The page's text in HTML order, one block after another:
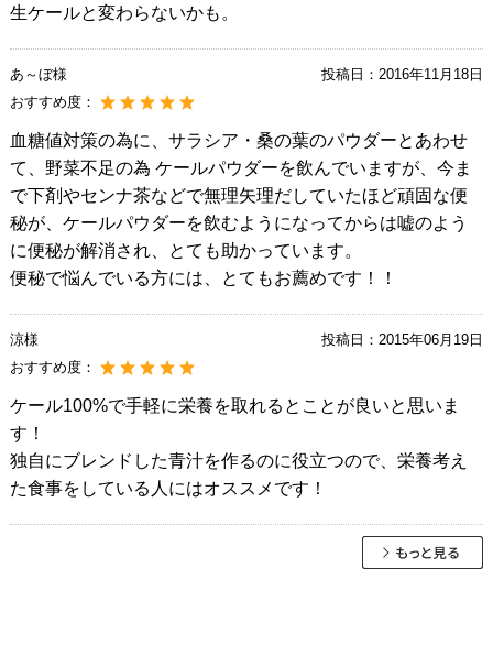
生ケールと変わらないかも。
あ～ぼ様 投稿日： 2016年11月18日
おすすめ度：
血糖値対策の為に、サラシア・桑の葉のパウダーとあわせ
て、野菜不足の為 ケールパウダーを飲んでいますが、今ま
で下剤やセンナ茶などで無理矢理だしていたほど頑固な便
秘が、ケールパウダーを飲むようになってからは嘘のよう
に便秘が解消され、とても助かっています。
便秘で悩んでいる方には、とてもお薦めです！！
涼様 投稿日： 2015年06月19日
おすすめ度：
ケール100%で手軽に栄養を取れるとことが良いと思いま
す！
独自にブレンドした青汁を作るのに役立つので、栄養考え
た食事をしている人にはオススメです！